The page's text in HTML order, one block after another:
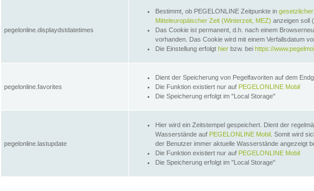
pegelonline.displaydstdatetimes
Bestimmt, ob PEGELONLINE Zeitpunkte in
Mitteleuropäischer Zeit (Winterzeit, MEZ) anzeigen soll
Das Cookie ist permanent, d.h. nach einem
vorhanden. Das Cookie wird mit einem Verfallsdatum
Die Einstellung erfolgt hier bzw. bei https://
pegelonline.favorites
Dient der Speicherung von Pegelfavoriten auf dem
Die Funktion existiert nur auf PEGELONLINE Mobil
Die Speicherung erfolgt im "Local Storage"
pegelonline.lastupdate
Hier wird ein Zeitstempel gespeichert. Dient der
Wasserstände auf PEGELONLINE Mobil . Somit wird
der Benutzer immer aktuelle Wasserstände angezeigt
Die Funktion existiert nur auf PEGELONLINE Mobil
Die Speicherung erfolgt im "Local Storage"